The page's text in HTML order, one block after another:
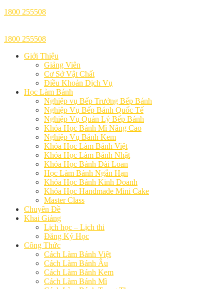
1800 255508
1800 255508
Giới Thiệu
Giảng Viên
Cơ Sở Vật Chất
Điều Khoản Dịch Vụ
Học Làm Bánh
Nghiệp vụ Bếp Trưởng Bếp Bánh
Nghiệp Vụ Bếp Bánh Quốc Tế
Nghiệp Vụ Quản Lý Bếp Bánh
Khóa Học Bánh Mì Nâng Cao
Nghiệp Vụ Bánh Kem
Khóa Học Làm Bánh Việt
Khóa Học Làm Bánh Nhật
Khóa Học Bánh Đài Loan
Học Làm Bánh Ngắn Hạn
Khóa Học Bánh Kinh Doanh
Khóa Học Handmade Mini Cake
Master Class
Chuyên Đề
Khai Giảng
Lịch học – Lịch thi
Đăng Ký Học
Công Thức
Cách Làm Bánh Việt
Cách Làm Bánh Âu
Cách Làm Bánh Kem
Cách Làm Bánh Mì